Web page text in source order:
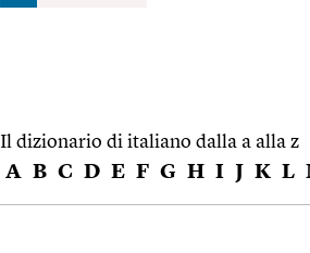
Il dizionario di italiano dalla a alla z
A B C D E F G H I J K L